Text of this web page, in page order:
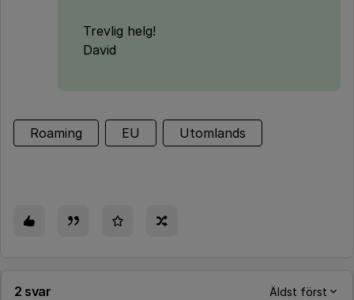
Trevlig helg!
David
Roaming EU Utomlands
2 svar Äldst först